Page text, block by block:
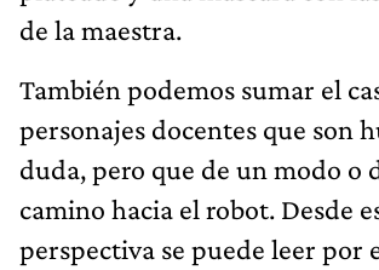
de la maestra.
También podemos sumar el
personajes docentes que son
duda, pero que de un modo o
camino hacia el robot. Desde
perspectiva se puede leer por